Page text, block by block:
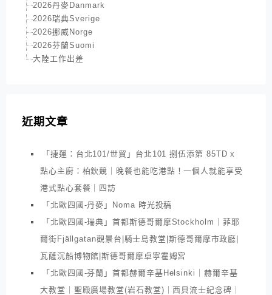
2026丹麥Danmark
2026瑞典Sverige
2026挪威Norge
2026芬蘭Suomi
大陸工作出差
近期文章
「捷運：台北101/世貿」台北101 捌伍添第 85TD x
點心主廚：柏欽競｜晚餐也能吃港點！一個人就能享受
港式點心套餐｜四訪
「北歐四國-丹麥」Noma 時光投稿
「北歐四國-瑞典」首都斯德哥爾摩Stockholm｜菲耶
爾街Fjällgatan觀景台|騎士島教堂|斯德哥爾摩市政廳|
瓦薩沉船博物館|斯德哥爾摩卓寧霍姆宮
「北歐四國-芬蘭」首都赫爾辛基Helsinki｜赫爾辛基
大教堂｜聖殿廣場教堂(岩石教堂)｜西貝流士紀念碑｜